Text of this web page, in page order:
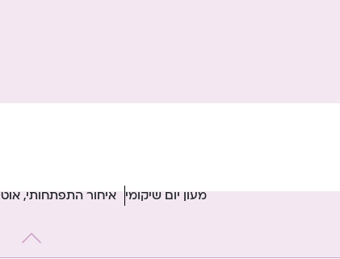
מעון יום שיקומי איחור התפתחותי,